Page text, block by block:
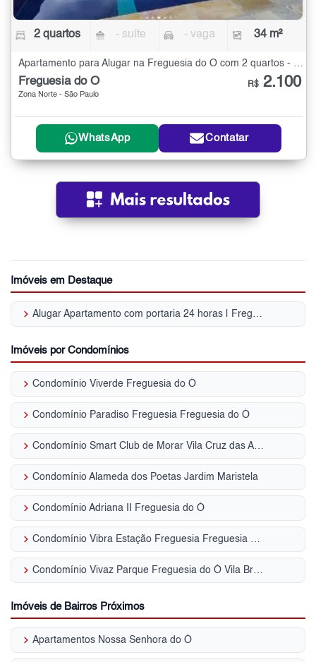
2 quartos - suíte - vaga 34 m²
Freguesia do Ó
Zona Norte - São Paulo
R$ 2.100
WhatsApp Contatar
Imóveis em Destaque
keyboard_arrow_right Alugar Apartamento com portaria 24 horas | Freguesia do Ó
Imóveis por Condomínios
keyboard_arrow_right Condomínio Viverde Freguesia do Ó
keyboard_arrow_right Condomínio Paradiso Freguesia Freguesia do Ó
keyboard_arrow_right Condomínio Smart Club de Morar Vila Cruz das Almas
keyboard_arrow_right Condomínio Alameda dos Poetas Jardim Maristela
keyboard_arrow_right Condomínio Adriana II Freguesia do Ó
keyboard_arrow_right Condomínio Vibra Estação Freguesia Freguesia do Ó
keyboard_arrow_right Condomínio Vivaz Parque Freguesia do Ó Vila Bruna
Imóveis de Bairros Próximos
keyboard_arrow_right Apartamentos Nossa Senhora do Ó